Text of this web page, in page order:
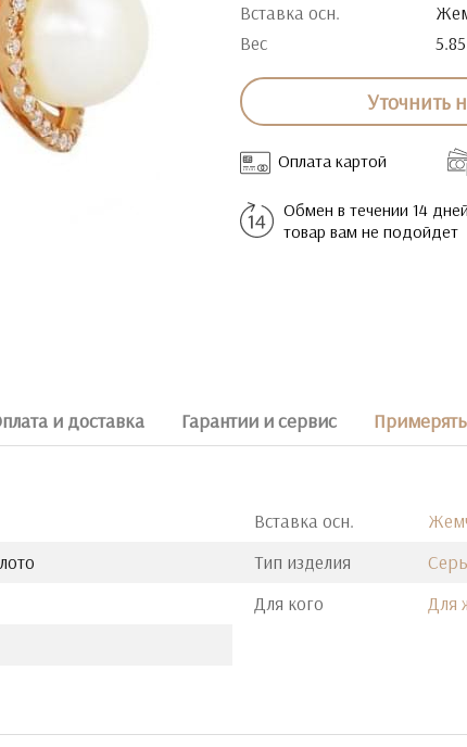
Вставка осн.
Вес
Уточнить
Оплата картой
Обмен в течении 14
товар вам не подойдет
и доставка Гарантии и сервис
Вставка осн.
Тип изделия
Для кого
Для